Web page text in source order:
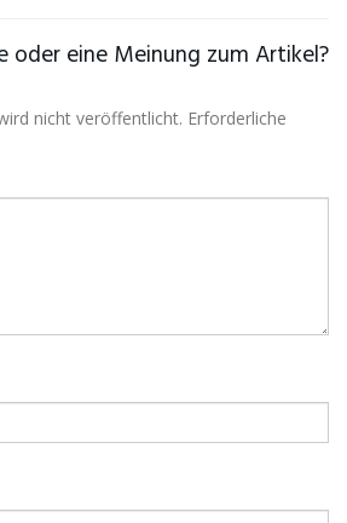
oder eine Meinung zum Artikel?
nicht veröffentlicht. Erforderliche